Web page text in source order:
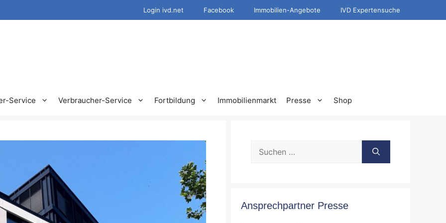
Login ivd.net Facebook Immobilien-Angebote IVD Expertensuche
Service Verbraucher-Service Fortbildung Immobilienmarkt Presse Shop
nach:
Ansprechpartner Presse